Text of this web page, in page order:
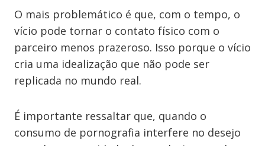
O mais problemático é que, com o tempo, o
vício pode tornar o contato físico com o
parceiro menos prazeroso. Isso porque o vício
cria uma idealização que não pode ser
replicada no mundo real.
É importante ressaltar que, quando o
consumo de pornografia interfere no desejo